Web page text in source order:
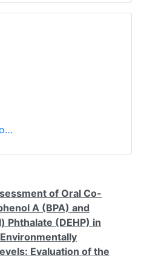
of Oral Co-
A (BPA) and
Phthalate (DEHP) in
Evaluation of the